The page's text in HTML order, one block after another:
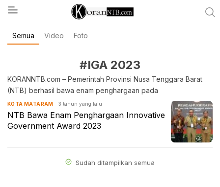
koranntb.com
Semua Video Foto
#IGA 2023
KORANNTB.com – Pemerintah Provinsi Nusa Tenggara Barat
(NTB) berhasil bawa enam penghargaan pada
KOTA MATARAM 3 tahun yang lalu
NTB Bawa Enam Penghargaan Innovative
Government Award 2023
Sudah ditampilkan semua